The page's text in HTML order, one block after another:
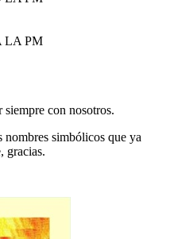
LA PM
siempre con nosotros.
nombres simbólicos que ya
gracias.